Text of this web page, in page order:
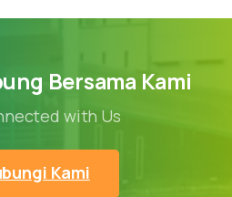
Bersama Kami
with Us
Kami